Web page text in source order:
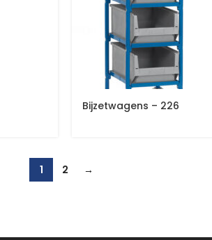
Bijzetwagens – 226
1 2 →